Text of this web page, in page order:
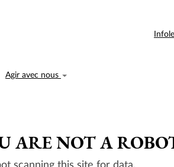
Agir avec nous
ARE NOT A